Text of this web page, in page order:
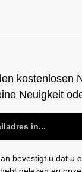
kostenlosen
Neuigkeit
bevestigt u dat u